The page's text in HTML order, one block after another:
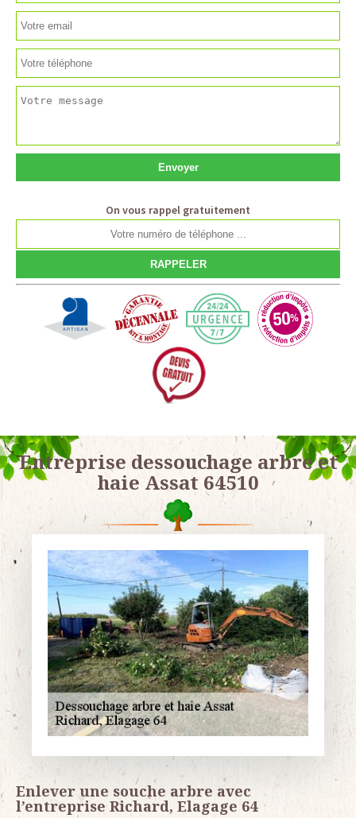
On vous rappel gratuitement
Entreprise dessouchage arbre et
haie Assat 64510
Enlever une souche arbre avec
l’entreprise Richard, Elagage 64